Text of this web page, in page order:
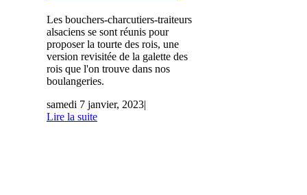
Les bouchers-charcutiers-traiteurs
alsaciens se sont réunis pour
proposer la tourte des rois, une
version revisitée de la galette des
rois que l'on trouve dans nos
boulangeries.
samedi 7 janvier, 2023|
Lire la suite